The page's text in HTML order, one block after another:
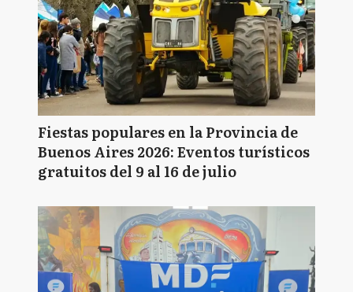
Fiestas populares en la Provincia de
Buenos Aires 2026: Eventos turísticos
gratuitos del 9 al 16 de julio